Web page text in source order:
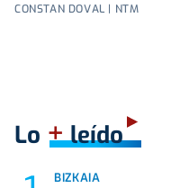
CONSTAN DOVAL | NTM
Lo +leído
BIZKAIA